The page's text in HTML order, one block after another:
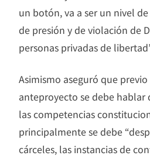
un botón, va a ser un nivel
de presión y de violación de
personas privadas de
Asimismo aseguró que
anteproyecto se debe hablar
las competencias
principalmente se debe
cárceles, las instancias de